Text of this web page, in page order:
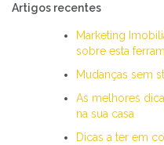
Artigos recentes
Marketing
sobre esta
Mudanças sem
As melhores
na sua casa
Dicas a ter em